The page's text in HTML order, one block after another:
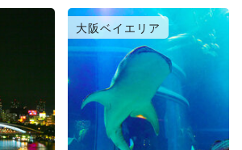
大阪ベイエリア